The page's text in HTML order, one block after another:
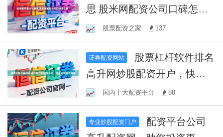
思 股米网配资公司口碑怎么
样？股票配资之家 137
证券配资网站
高升网炒股配资开户，快速
实现股市梦想
国内十大配资平台 88
专业炒股配资门户